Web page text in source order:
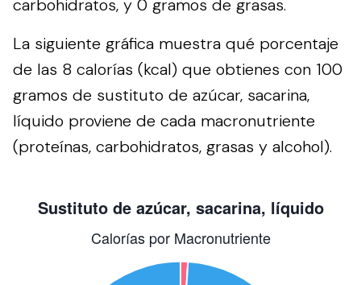
carbohidratos, y 0 gramos de grasas.
La siguiente gráfica muestra qué porcentaje
de las 8 calorías (kcal) que obtienes con 100
gramos de sustituto de azúcar, sacarina,
líquido proviene de cada macronutriente
(proteínas, carbohidratos, grasas y alcohol).